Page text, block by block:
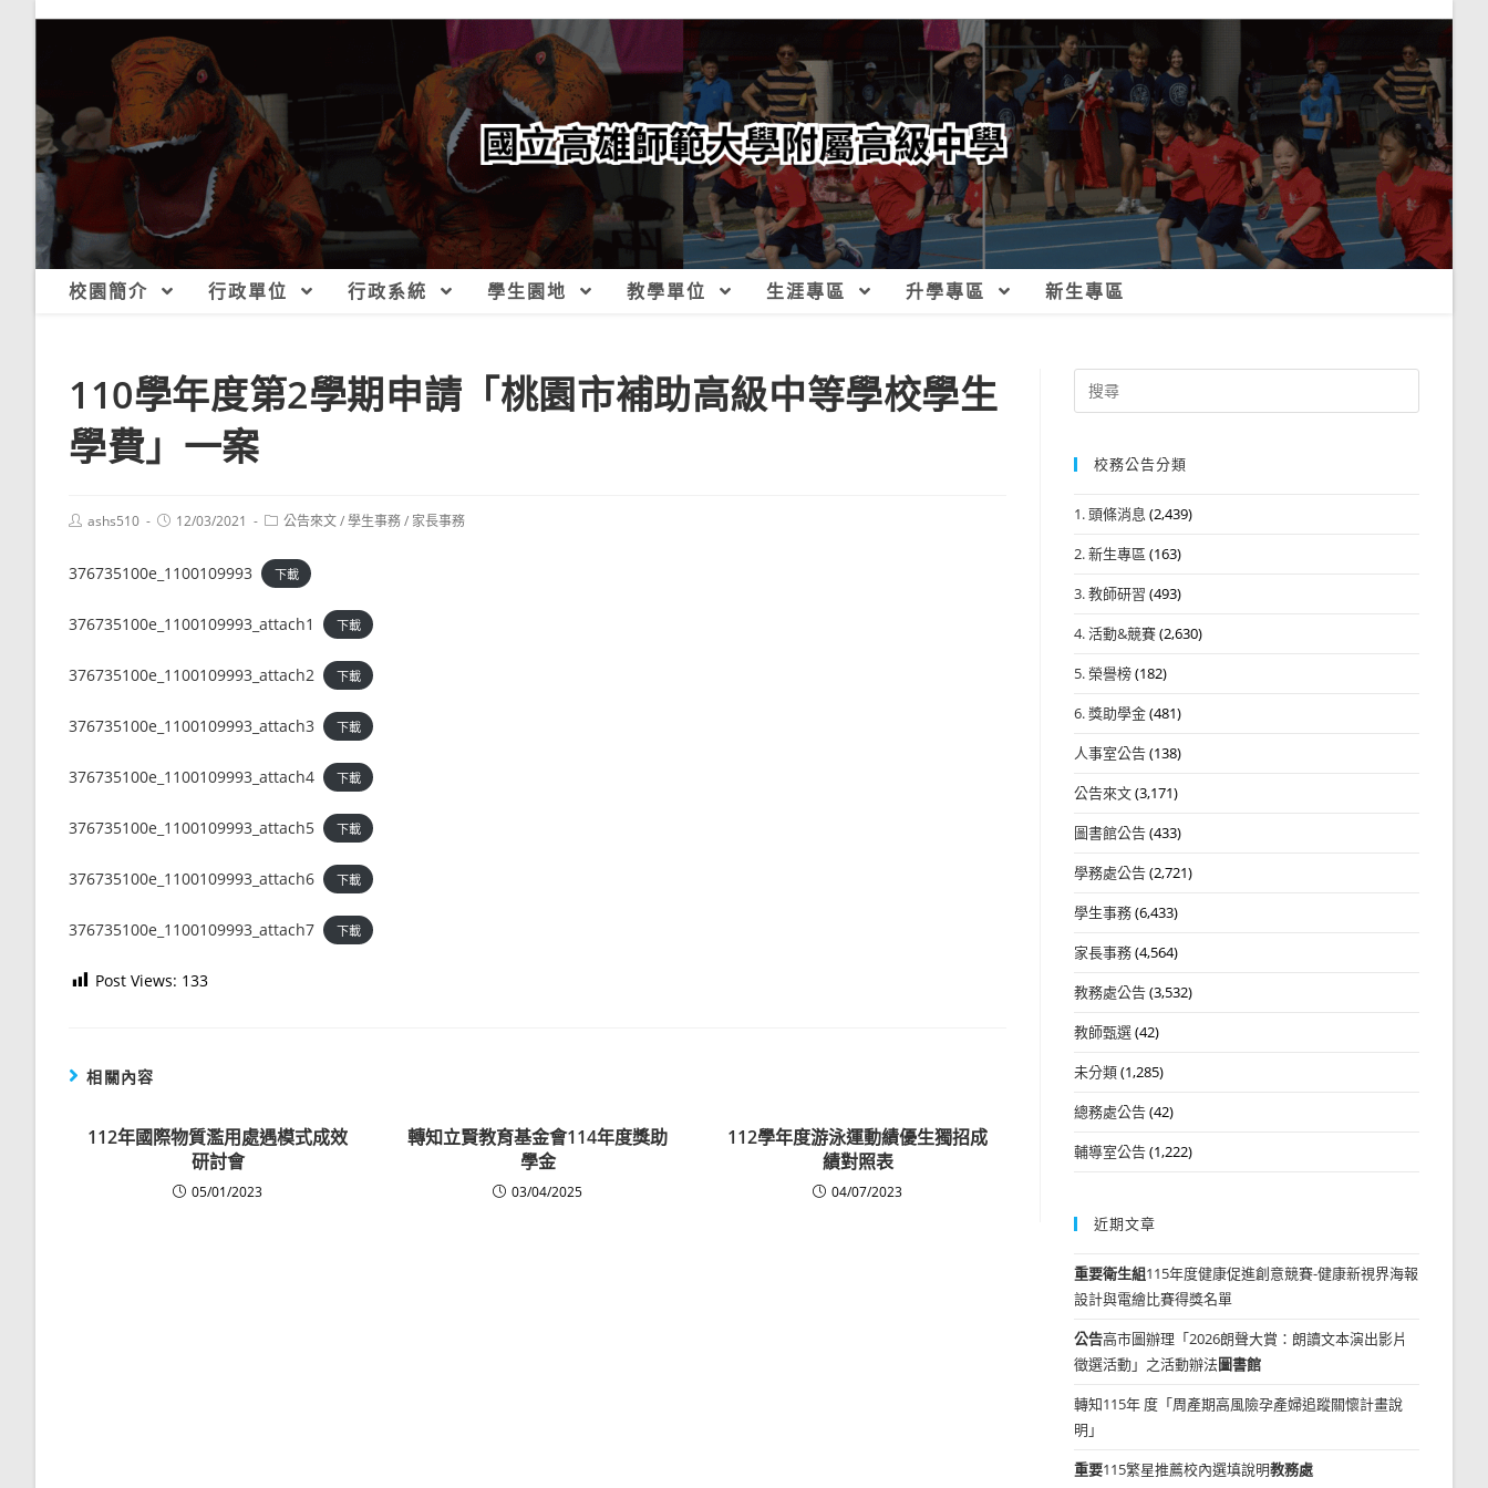
校園簡介 行政單位 行政系統 學生園地 教學單位 生涯專區 升學專區 新生專區
110學年度第2學期申請「桃園市補助高級中等學校學生
學費」一案
Postashs510
Post12/03/2021
Post公告來文/學生事務/ 家長事務
376735100e_1100109993 下載
376735100e_1100109993_attach1 下載
376735100e_1100109993_attach2 下載
376735100e_1100109993_attach3 下載
376735100e_1100109993_attach4 下載
376735100e_1100109993_attach5 下載
376735100e_1100109993_attach6 下載
376735100e_1100109993_attach7 下載
Post Views: 133
相關內容
112年國際物質濫用處遇模式成效
研討會
05/01/2023
轉知立賢教育基金會114年度獎助
學金
03/04/2025
112學年度游泳運動績優生獨招成
績對照表
04/07/2023
Search
for:
校務公告分類
1. 頭條消息 (2,439)
2. 新生專區 (163)
3. 教師研習 (493)
4. 活動&競賽(2,630)
5. 榮譽榜(182)
6. 獎助學金(481)
人事室公告(138)
公告來文(3,171)
圖書館公告(433)
學務處公告(2,721)
學生事務(6,433)
家長事務(4,564)
教務處公告(3,532)
教師甄選(42)
未分類(1,285)
總務處公告(42)
輔導室公告(1,222)
近期文章
重要衛生組115年度健康促進創意競賽-健康新視界海報
設計與電繪比賽得獎名單
公告高市圖辦理「2026朗聲大賞：朗讀文本演出影片
徵選活動」之活動辦法圖書館
轉知115年 度「周產期高風險孕產婦追蹤關懷計畫說
明」
重要115繁星推薦校內選填說明教務處